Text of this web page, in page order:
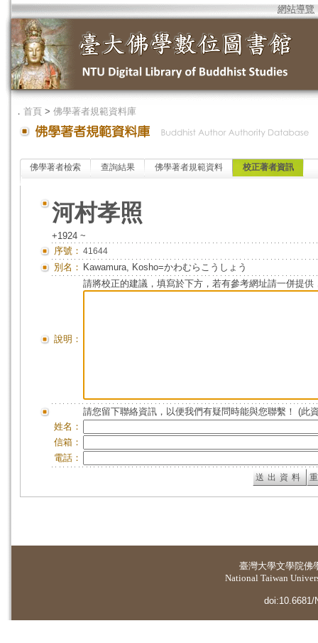
網站導覽
． 首頁 > 佛學著者規範資料庫
佛學著者檢索 查詢結果 佛學著者規範資料 校正著者資訊
河村孝照
+1924 ~
序號： 41644
別名： Kawamura, Kosho=かわむらこうしょう
說明：
請將校正的建議，填寫於下方，若有參考網址請一併提供
請您留下聯絡資訊，以便我們有疑問時能與您聯繫！ (此
姓名：
信箱：
電話：
臺灣大學文學院佛
National Taiwan
doi:10.6681/